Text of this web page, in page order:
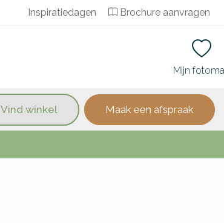
Inspiratiedagen Brochure aanvragen
Mijn
Vind winkel Maak een afspraak